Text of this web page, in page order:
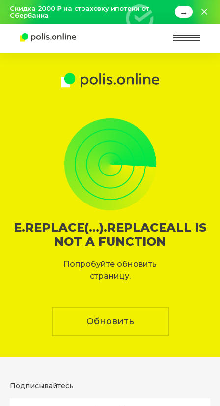
Скидка 2000 ₽ на страховку ипотеки от
Сбербанка
→
E.REPLACE(...).REPLACEALL IS
NOT A FUNCTION
Попробуйте обновить
страницу.
Обновить
Подписывайтесь